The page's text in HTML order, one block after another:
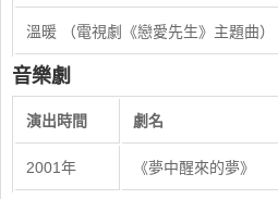
溫暖 （電視劇《戀愛先生》主題曲）
音樂劇
演出時間 劇名
2001年 《夢中醒來的夢》